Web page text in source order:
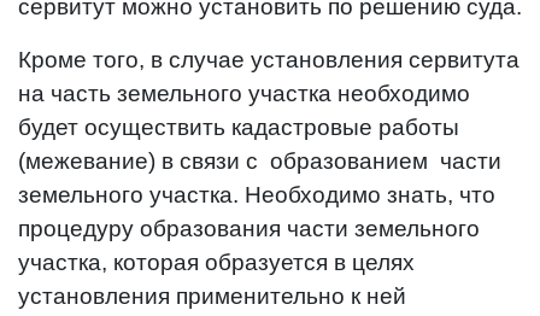
сервитут можно установить по решению суда.
Кроме того, в случае установления сервитута
на часть земельного участка необходимо
будет осуществить кадастровые работы
(межевание) в связи с образованием части
земельного участка. Необходимо знать, что
процедуру образования части земельного
участка, которая образуется в целях
установления применительно к ней